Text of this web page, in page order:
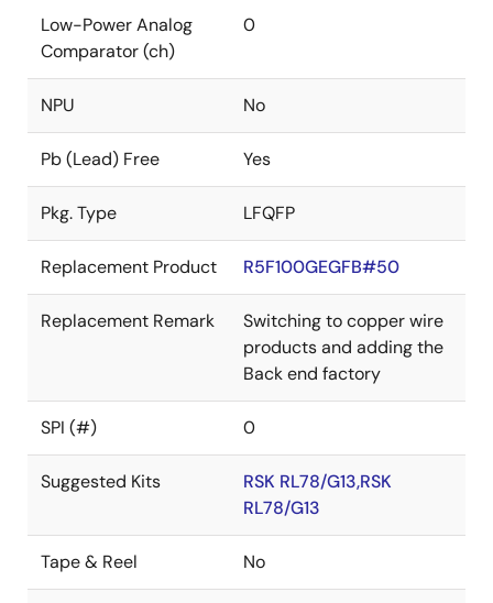
Low-Power Analog
Comparator (ch)
0
NPU No
Pb (Lead) Free Yes
Pkg. Type LFQFP
Replacement Product R5F100GEGFB#50
Replacement Remark
Switching to copper wire
products and adding the
Back end factory
SPI (#) 0
Suggested Kits
RSK RL78/G13,RSK
RL78/G13
Tape & Reel No